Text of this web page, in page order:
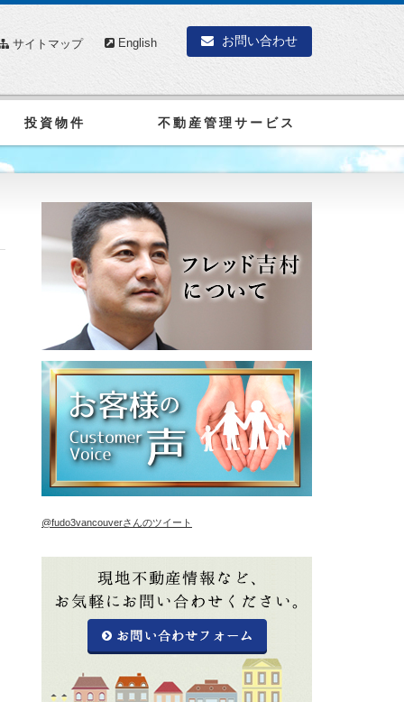
投資物件 不動産管理サービス
サイトマップ English お問い合わせ
@fudo3vancouverさんのツイート